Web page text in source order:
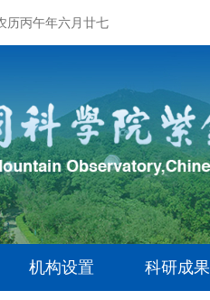
历丙午年六月廿七
机构设置 科研成果